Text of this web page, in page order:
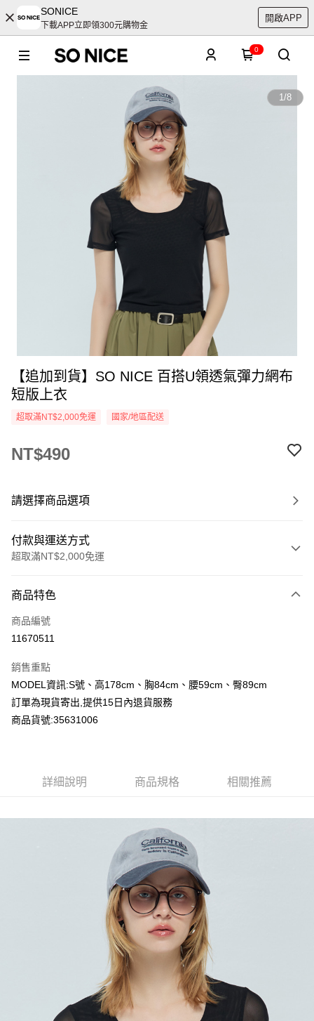
SONICE
下載APP立即領300元購物金
開啟APP
0
1/8
【追加到貨】SO NICE 百搭U領透氣彈力網布
短版上衣
超取滿NT$2,000免運 國家/地區配送
NT$490
請選擇商品選項
付款與運送方式
超取滿NT$2,000免運
信用卡一次付款
超商取貨付款
Apple Pay
Google Pay
每筆NT$80，滿NT$2,000(含以上)免運費
每筆NT$80，滿NT$2,000(含以上)免運費
每筆NT$80，滿NT$2,000(含以上)免運費
每筆NT$80，滿NT$2,000(含以上)免運費
每筆NT$120，滿NT$2,000(含以上)免運費
每筆NT$400，滿NT$2,000(含以上)免運費
商品特色
商品編號
11670511
銷售重點
MODEL資訊:S號、高178cm、胸84cm、腰59cm、臀89cm
訂單為現貨寄出,提供15日內退貨服務
商品貨號:35631006
詳細說明 商品規格 相關推薦